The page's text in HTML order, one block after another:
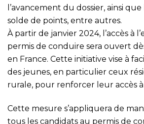
l’avancement du dossier, ainsi
solde de points, entre autres.
À partir de janvier 2024, l’accès à
permis de conduire sera ouvert
en France. Cette initiative vise à
des jeunes, en particulier ceux
rurale, pour renforcer leur accès à
Cette mesure s’appliquera de
tous les candidats au permis de